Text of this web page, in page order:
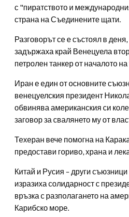
с "пиратството и
страна на Съединените щати.
Разговорът се е състоял в
задържаха край Венецуела
петролен танкер от началото
Иран е един от основните
венецуелския президент
обвинява американския си
заговор за свалянето му от
Техеран вече помогна на
предостави гориво, храна и
Китай и Русия – други
изразиха солидарност с
връзка с разполагането на
Карибско море.